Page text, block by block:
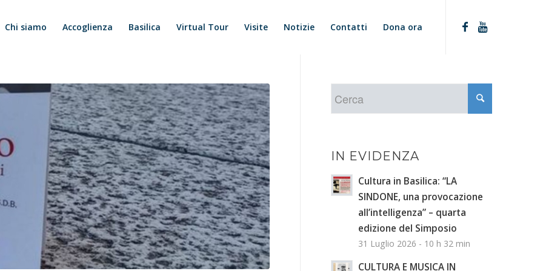
Chi siamo Accoglienza Basilica Virtual Tour Visite Notizie Contatti Dona ora
IN EVIDENZA
Cultura in Basilica: “LA
SINDONE, una provocazione
all’intelligenza” – quarta
edizione del Simposio
31 Luglio 2026 - 10 h 32 min
CULTURA E MUSICA IN